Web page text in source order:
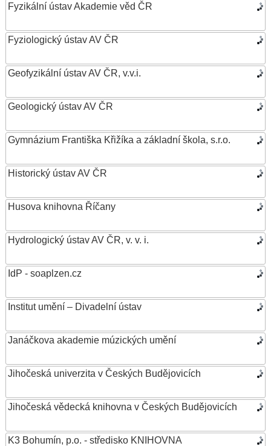
Fyzikální ústav Akademie věd ČR
Fyziologický ústav AV ČR
Geofyzikální ústav AV ČR, v.v.i.
Geologický ústav AV ČR
Gymnázium Františka Křižíka a základní škola, s.r.o.
Historický ústav AV ČR
Husova knihovna Říčany
Hydrologický ústav AV ČR, v. v. i.
IdP - soaplzen.cz
Institut umění – Divadelní ústav
Janáčkova akademie múzických umění
Jihočeská univerzita v Českých Budějovicích
Jihočeská vědecká knihovna v Českých Budějovicích
K3 Bohumín, p.o. - středisko KNIHOVNA